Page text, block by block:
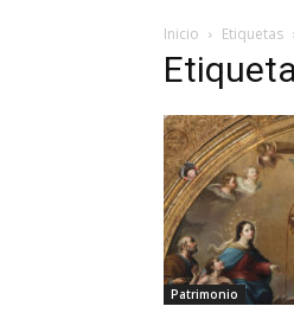
Inicio Etiquetas
Patrimonio